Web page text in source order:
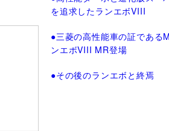
を追求したランエボVIII
●三菱の高性能車の証である
ンエボVIII MR登場
●その後のランエボと終焉